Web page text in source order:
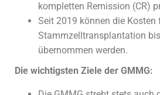
kompletten Remission (CR)
Seit 2019 können die Kosten
Stammzelltransplantation
übernommen werden.
Die wichtigsten Ziele der GMMG: